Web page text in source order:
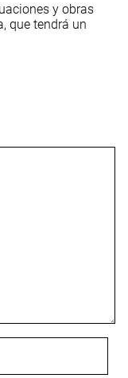
y obras
que tendrá un